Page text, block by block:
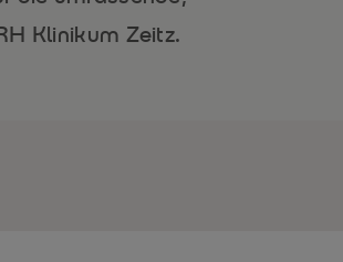
Klinikum Zeitz.